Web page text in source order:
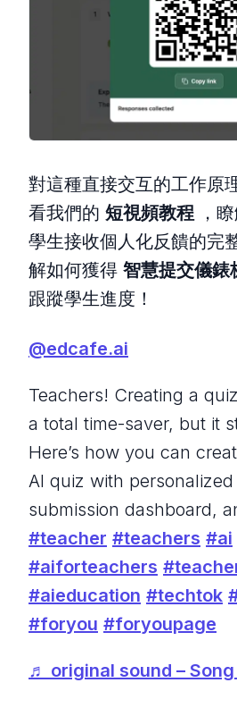
對這種直接交互的工作原
看我們的 短視頻教程 ，
學生接收個人化反饋的完
解如何獲得 智慧提交儀錶
跟蹤學生進度！
@edcafe.ai
Teachers! Creating a
a total time-saver, but it
Here’s how you can
AI quiz with
submission dashboard,
#teacher #teachers #ai
#aiforteachers
#aieducation #techtok
#foryou #foryoupage
♬ original sound –